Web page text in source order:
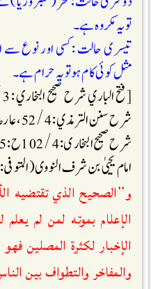
تو یہ مکروہ ہے ۔
تیسری حالت : کسی اور نوع سے
مثل کوئی کام ہو تو یہ حرام ہے ۔
شرح صحیح البخاری : 4 / 102ح : 1245 و 1246]
امام یحییٰ بن شرف النووی(المتوفی : 676 ھـ) فرماتے ہیں کہ :
و’’الصحيح الذي تقتضيه
الإعلام بموته لمن لم
الإخبار لكثرة المصلين
والمفاخر والتطواف بين